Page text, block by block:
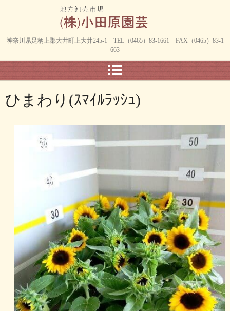
神奈川県足柄上郡大井町上大井245-1 TEL（0465）83-1661 FAX（0465）83-1
663
ひまわり(ｽﾏｲﾙﾗｯｼｭ)